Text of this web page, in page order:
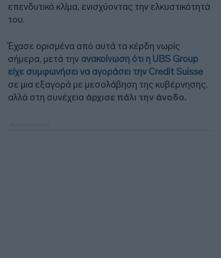
επενδυτικό κλίμα, ενισχύοντας την ελκυστικότητά
του.
Έχασε ορισμένα από αυτά τα κέρδη νωρίς
σήμερα, μετά την ανακοίνωση ότι η UBS Group
είχε συμφωνήσει να αγοράσει την Credit Suisse
σε μια εξαγορά με μεσολάβηση της κυβέρνησης,
αλλά στη συνέχεια άρχισε πάλι την άνοδο.